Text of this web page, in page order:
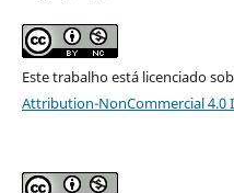
Este trabalho está licenciado
Attribution-NonCommercial 4.0